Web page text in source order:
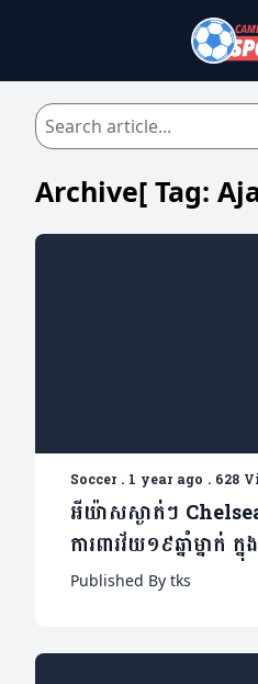
Archive[ Tag:
Soccer. 1 year ago . 628
អីយ៉ាសស្ងាត់ៗ
ការពារវ័យ១៩ឆ្នាំម្នាក់ ក្នុ
ប្រមាណ«៤២លានអឺរ៉ូ»
Published By tks